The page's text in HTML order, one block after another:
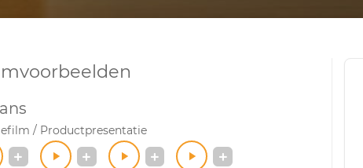
/ Productpresentatie